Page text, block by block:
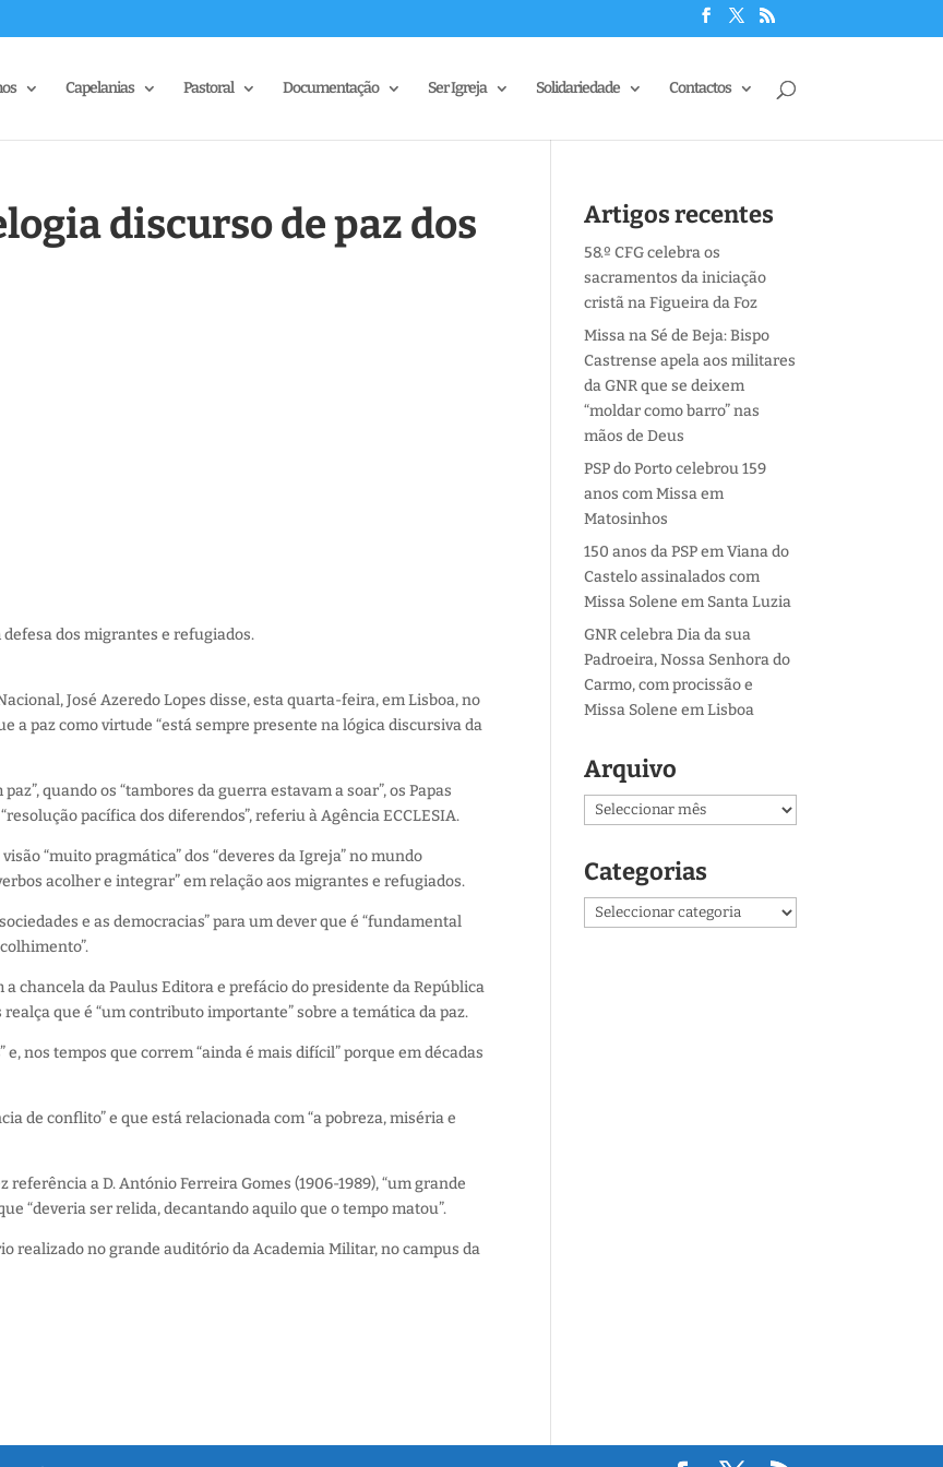
Capelanias Pastoral Documentação Ser Igreja Solidariedade Contactos
discurso de paz dos
dos migrantes e refugiados.
José Azeredo Lopes disse, esta quarta-feira, em Lisboa, no
a paz como virtude “está sempre presente na lógica discursiva da
quando os “tambores da guerra estavam a soar”, os Papas
pacífica dos diferendos”, referiu à Agência ECCLESIA.
“muito pragmática” dos “deveres da Igreja” no mundo
acolher e integrar” em relação aos migrantes e refugiados.
e as democracias” para um dever que é “fundamental
a chancela da Paulus Editora e prefácio do presidente da República
que é “um contributo importante” sobre a temática da paz.
nos tempos que correm “ainda é mais difícil” porque em décadas
de conflito” e que está relacionada com “a pobreza, miséria e
a D. António Ferreira Gomes (1906-1989), “um grande
“deveria ser relida, decantando aquilo que o tempo matou”.
realizado no grande auditório da Academia Militar, no campus da
Artigos recentes
58.º CFG celebra os
sacramentos da iniciação
cristã na Figueira da Foz
Missa na Sé de Beja: Bispo
Castrense apela aos militares
da GNR que se deixem
“moldar como barro” nas
mãos de Deus
PSP do Porto celebrou 159
anos com Missa em
Matosinhos
150 anos da PSP em Viana do
Castelo assinalados com
Missa Solene em Santa Luzia
GNR celebra Dia da sua
Padroeira, Nossa Senhora do
Carmo, com procissão e
Missa Solene em Lisboa
Arquivo
Arquivo
Categorias
Categorias